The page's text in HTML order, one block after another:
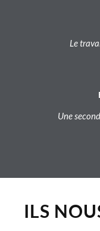
Le
Une
ILS